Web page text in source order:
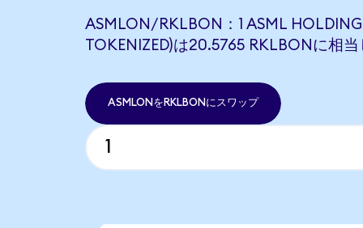
ASMLON/RKLBON：1 ASML
TOKENIZED)は20.5765 RKLBONに相当
ASMLONをRKLBONにスワップ